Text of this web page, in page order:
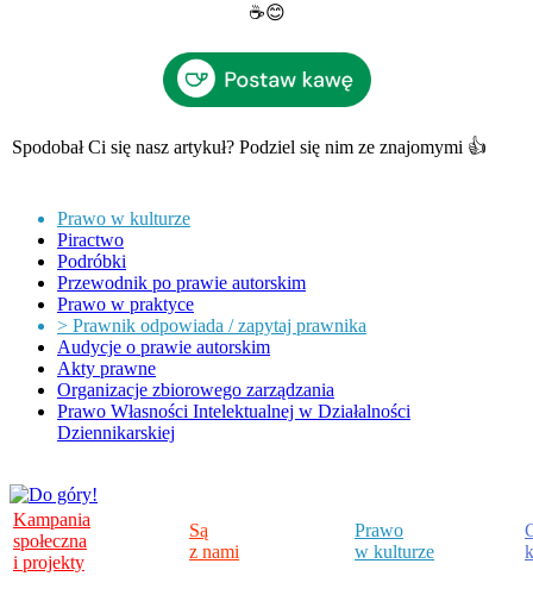
☕️😊
Spodobał Ci się nasz artykuł? Podziel się nim ze znajomymi 👍
Prawo w kulturze
Piractwo
Podróbki
Przewodnik po prawie autorskim
Prawo w praktyce
> Prawnik odpowiada / zapytaj prawnika
Audycje o prawie autorskim
Akty prawne
Organizacje zbiorowego zarządzania
Prawo Własności Intelektualnej w Działalności
Dziennikarskiej
Kampania
społeczna
i projekty
Są
z nami
Prawo
w kulturze